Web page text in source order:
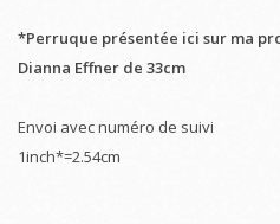
*Perruque présentée ici sur ma
Dianna Effner de 33cm
Envoi avec numéro de suivi
1inch*=2.54cm